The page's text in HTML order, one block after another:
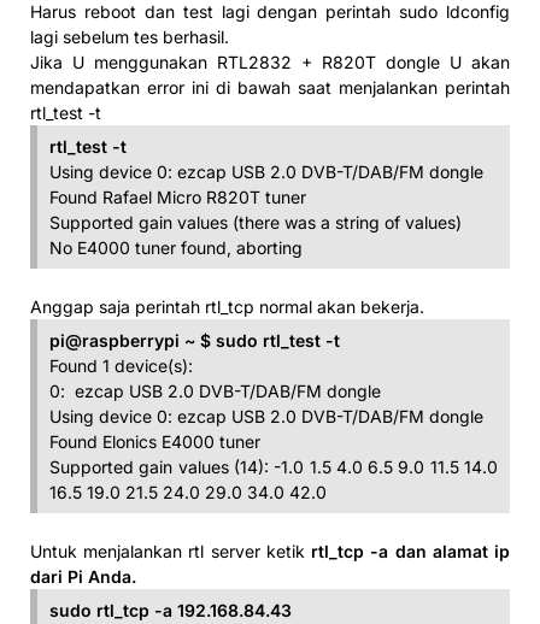
Harus reboot dan test lagi dengan perintah sudo ldconfig
lagi sebelum tes berhasil.
Jika U menggunakan RTL2832 + R820T dongle U akan
mendapatkan error ini di bawah saat menjalankan perintah
rtl_test -t
rtl_test -t
Using device 0: ezcap USB 2.0 DVB-T/DAB/FM dongle
Found Rafael Micro R820T tuner
Supported gain values (there was a string of values)
No E4000 tuner found, aborting
Anggap saja perintah rtl_tcp normal akan bekerja.
pi@raspberrypi ~ $ sudo rtl_test -t
Found 1 device(s):
0: ezcap USB 2.0 DVB-T/DAB/FM dongle
Using device 0: ezcap USB 2.0 DVB-T/DAB/FM dongle
Found Elonics E4000 tuner
Supported gain values (14): -1.0 1.5 4.0 6.5 9.0 11.5 14.0
16.5 19.0 21.5 24.0 29.0 34.0 42.0
Untuk menjalankan rtl server ketik rtl_tcp -a dan alamat ip
dari Pi Anda.
sudo rtl_tcp -a 192.168.84.43